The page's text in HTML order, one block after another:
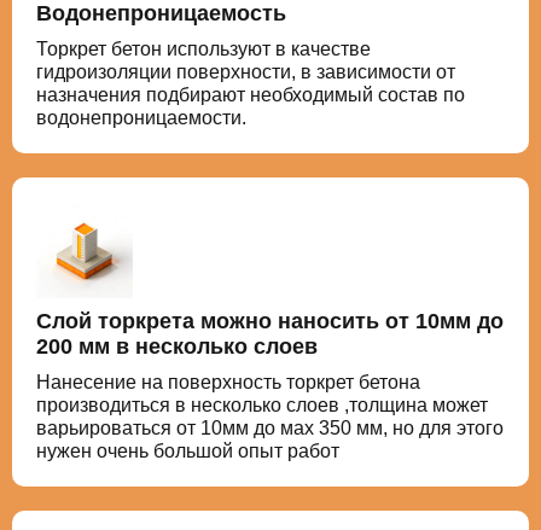
Водонепроницаемость
Торкрет бетон используют в качестве
гидроизоляции поверхности, в зависимости от
назначения подбирают необходимый состав по
водонепроницаемости.
Слой торкрета можно наносить от 10мм до
200 мм в несколько слоев
Нанесение на поверхность торкрет бетона
производиться в несколько слоев ,толщина может
варьироваться от 10мм до мах 350 мм, но для этого
нужен очень большой опыт работ